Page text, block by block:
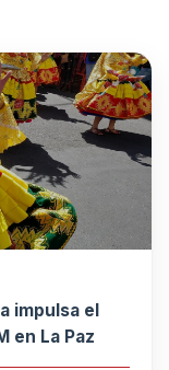
impulsa el
en La Paz